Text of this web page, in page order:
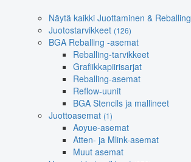
Näytä kaikki Juottaminen & Reballing
Juotostarvikkeet (126)
BGA Reballing -asemat
Reballing-tarvikkeet
Grafiikkapiirisarjat
Reballing-asemat
Reflow-uunit
BGA Stencils ja mallineet
Juottoasemat (1)
Aoyue-asemat
Atten- ja Mlink-asemat
Muut asemat